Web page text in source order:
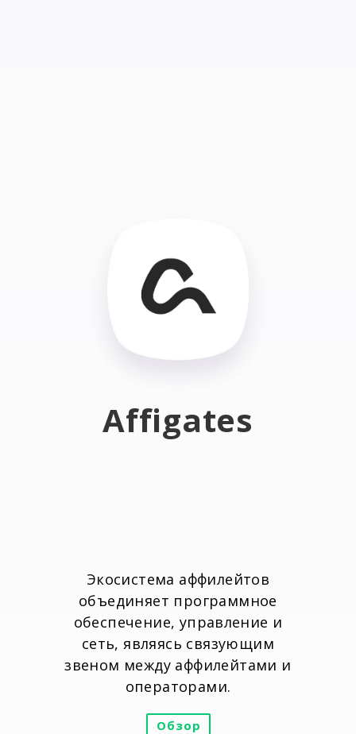
Affigates
Экосистема аффилейтов
объединяет программное
обеспечение, управление и
сеть, являясь связующим
звеном между аффилейтами и
операторами.
Обзор